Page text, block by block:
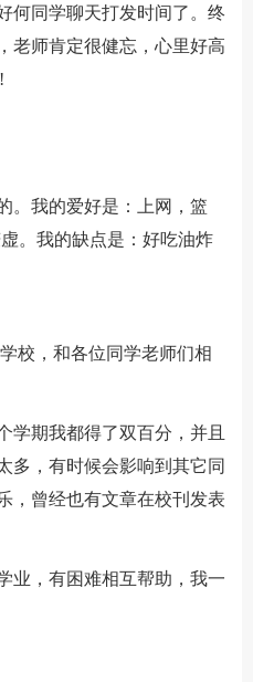
何同学聊天打发时间了。终
老师肯定很健忘，心里好高
我的爱好是：上网，篮
。我的缺点是：好吃油炸
校，和各位同学老师们相
期我都得了双百分，并且
多，有时候会影响到其它同
，曾经也有文章在校刊发表
，有困难相互帮助，我一